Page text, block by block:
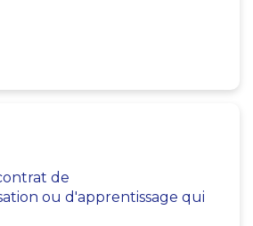
de
ou d'apprentissage qui